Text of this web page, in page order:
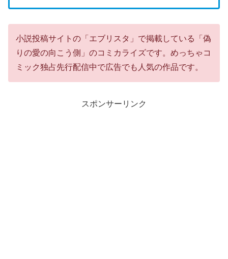
小説投稿サイトの「エブリスタ」で掲載している「偽
りの愛の向こう側」のコミカライズです。めっちゃコ
ミック独占先行配信中で広告でも人気の作品です。
スポンサーリンク